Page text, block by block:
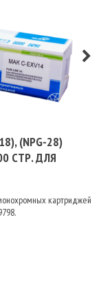
(NPG-28)
СТР. ДЛЯ
картриджей